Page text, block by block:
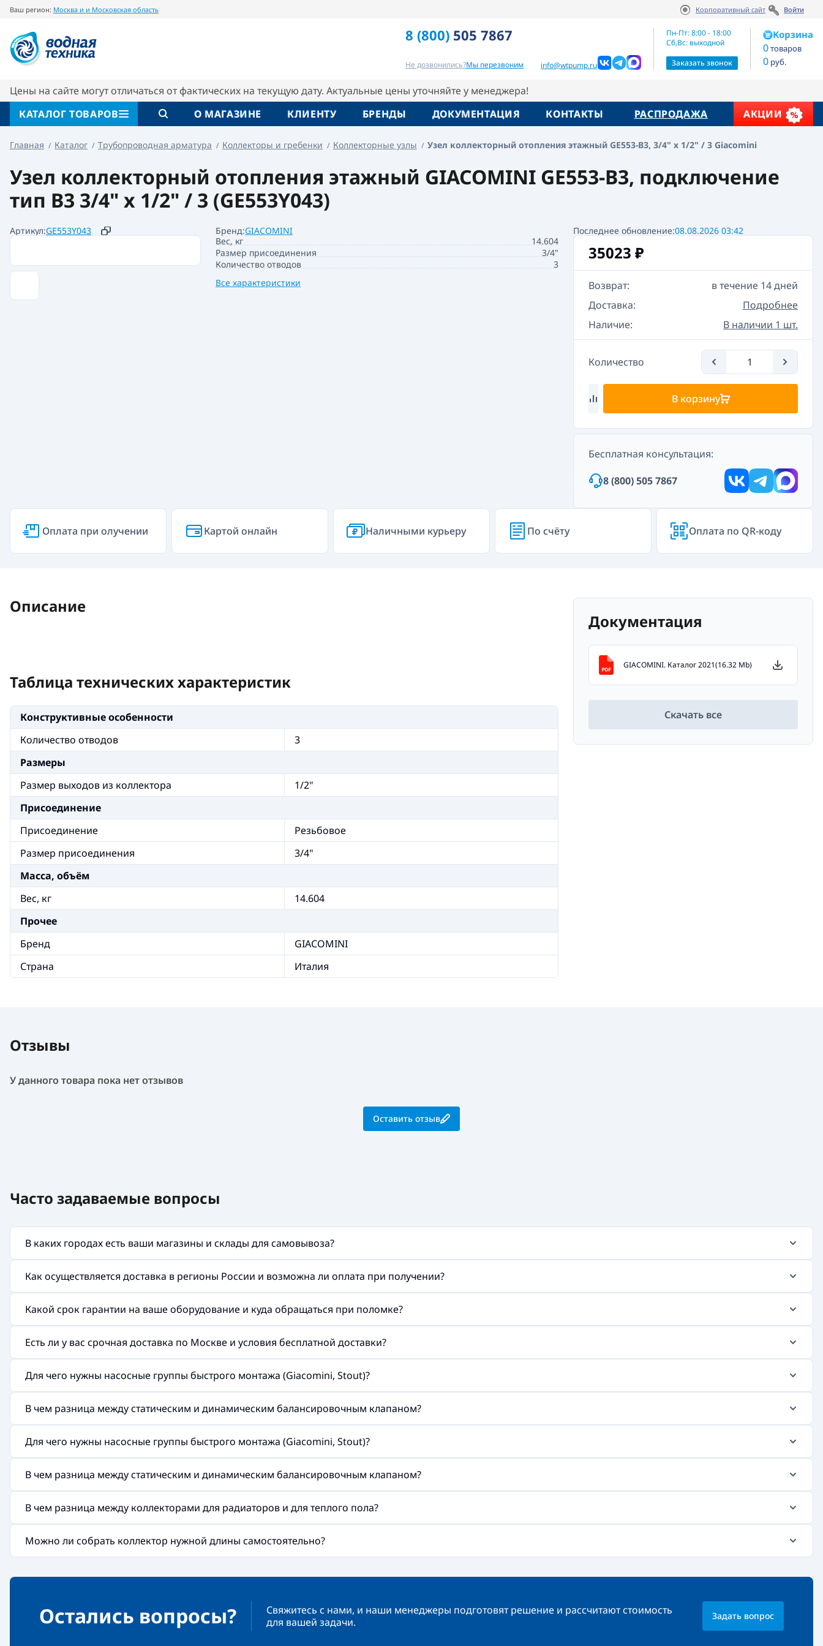
Ваш регион: Москва и и Московская область Корпоративный сайт Войти
8 (800) 505 7867
Не дозвонились?Мы перезвоним info@wtpump.ru
Пн-Пт: 8:00 - 18:00
Сб,Вс: выходной
Заказать звонок
Корзина
0товаров
0 руб.
Цены на сайте могут отличаться от фактических на текущую дату. Актуальные цены уточняйте у менеджера!
КАТАЛОГ ТОВАРОВ
О МАГАЗИНЕ КЛИЕНТУ БРЕНДЫ ДОКУМЕНТАЦИЯ КОНТАКТЫ РАСПРОДАЖА АКЦИИ
Главная Каталог Трубопроводная арматура Коллекторы и гребенки Коллекторные узлы Узел коллекторный отопления этажный GE553-B3, 3/4" x 1/2" / 3 Giacomini
Узел коллекторный отопления этажный GIACOMINI GE553-B3, подключение
тип B3 3/4" x 1/2" / 3 (GE553Y043)
Артикул:GE553Y043 Бренд:GIACOMINI Последнее обновление:08.08.2026 03:42
Вес, кг
14.604
Размер присоединения
3/4"
Количество отводов
3
Все характеристики
35023 ₽
Возврат:
в течение 14 дней
Доставка:
Подробнее
Наличие:
В наличии 1 шт.
Количество
В корзину
Бесплатная консультация:
8 (800) 505 7867
Оплата при олучении Картой онлайн Наличными курьеру По счёту Оплата по QR-коду
Вопрос-ответ Похожие товары
Описание
Таблица технических характеристик
Конструктивные особенности
Количество отводов
3
Размеры
Размер выходов из коллектора
1/2"
Присоединение
Присоединение
Резьбовое
Размер присоединения
3/4"
Масса, объём
Вес, кг
14.604
Прочее
Бренд
GIACOMINI
Страна
Италия
Документация
GIACOMINI. Каталог 2021(16.32 Mb)
Скачать все
Отзывы
У данного товара пока нет отзывов
Оставить отзыв
Часто задаваемые вопросы
В каких городах есть ваши магазины и склады для самовывоза?
Как осуществляется доставка в регионы России и возможна ли оплата при получении?
Какой срок гарантии на ваше оборудование и куда обращаться при поломке?
Есть ли у вас срочная доставка по Москве и условия бесплатной доставки?
Для чего нужны насосные группы быстрого монтажа (Giacomini, Stout)?
В чем разница между статическим и динамическим балансировочным клапаном?
Для чего нужны насосные группы быстрого монтажа (Giacomini, Stout)?
В чем разница между статическим и динамическим балансировочным клапаном?
В чем разница между коллекторами для радиаторов и для теплого пола?
Можно ли собрать коллектор нужной длины самостоятельно?
Остались вопросы?
Свяжитесь с нами, и наши менеджеры подготовят решение и рассчитают стоимость
для вашей задачи.
Задать вопрос